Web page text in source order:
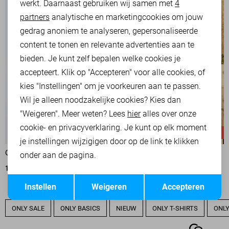
-50%
ONLY JURK
17,50
-20%
ONLY SALE ONLY BASICS NIEUW ONLY T-SHIRTS
Analytische cookies
Marketing cookies
Terug Opslaan
werkt. Daarnaast gebruiken wij samen met 4
partners analytische en marketingcookies om jouw
gedrag anoniem te analyseren, gepersonaliseerde
content te tonen en relevante advertenties aan te
bieden. Je kunt zelf bepalen welke cookies je
accepteert. Klik op "Accepteren" voor alle cookies, of
kies "Instellingen" om je voorkeuren aan te passen.
Wil je alleen noodzakelijke cookies? Kies dan
"Weigeren". Meer weten? Lees hieralles over onze
cookie- en privacyverklaring. Je kunt op elk moment
je instellingen wijzigigen door op de link te klikken
onder aan de pagina.
Accepteren
Weigeren
Instellen